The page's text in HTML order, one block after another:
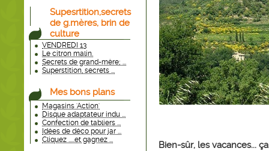
Supesrtition,secrets
de g.mères, brin de
culture
VENDREDI 13
Le citron malin.
Secrets de grand-mère; ...
Superstition, secrets ...
Mes bons plans
Magasins 'Action'
Disque adaptateur indu ...
Confection de tabliers ...
Idées de déco pour jar ...
Cliquez .....et gagnez ...
Bien-sûr, les vacances...